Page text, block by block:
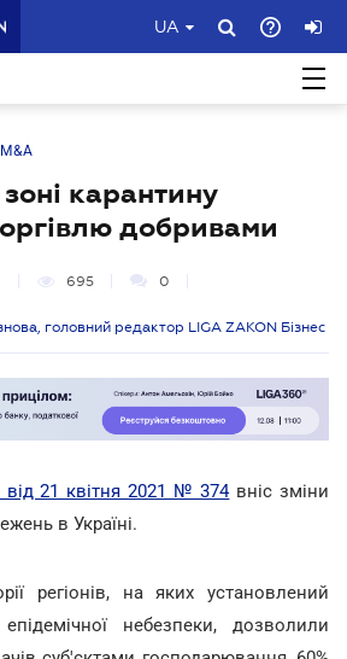
UA
карантину
добривами
695 0
головний редактор LIGA ZAKON Бізнес
21 квітня 2021 № 374вніс зміни
в Україні.
регіонів, на яких установлений
небезпеки, дозволили